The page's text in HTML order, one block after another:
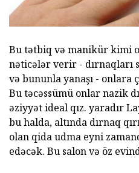
Bu tətbiq və manikür kimi
nəticələr verir - dırnaqları
və bununla yanaşı - onlara
Bu təcəssümü onlar nazik
əziyyət ideal qız. yaradır
bu halda, altında dırnaq
olan qida udma eyni
edəcək. Bu salon və öz